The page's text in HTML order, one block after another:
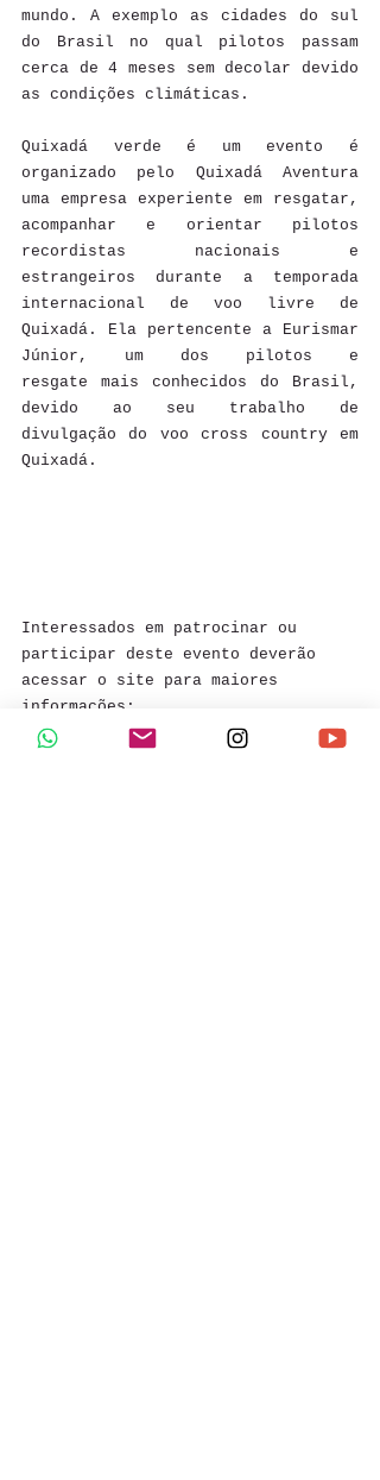
mundo. A exemplo as cidades do sul
do Brasil no qual pilotos passam
cerca de 4 meses sem decolar devido
as condições climáticas.
Quixadá verde é um evento é
organizado pelo Quixadá Aventura
uma empresa experiente em resgatar,
acompanhar e orientar pilotos
recordistas nacionais e
estrangeiros durante a temporada
internacional de voo livre de
Quixadá. Ela pertencente a Eurismar
Júnior, um dos pilotos e
resgate mais conhecidos do Brasil,
devido ao seu trabalho de
divulgação do voo cross country em
Quixadá.
Interessados em patrocinar ou
participar deste evento deverão
acessar o site para maiores
informações:
www.quixadaaventura.com.br/quixadav